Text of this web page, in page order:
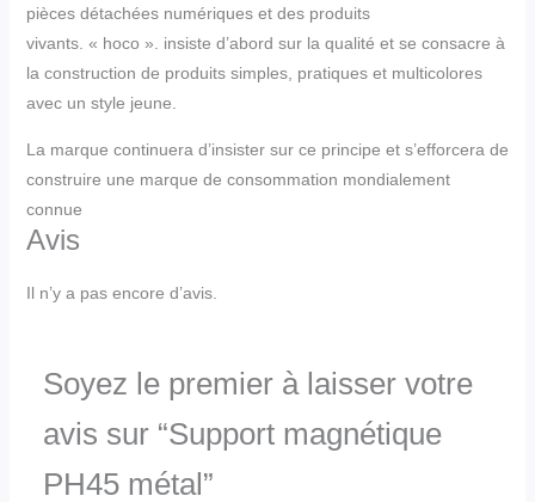
pièces détachées numériques et des produits
vivants. « hoco ». insiste d’abord sur la qualité et se consacre à
la construction de produits simples, pratiques et multicolores
avec un style jeune.
La marque continuera d’insister sur ce principe et s’efforcera de
construire une marque de consommation mondialement
connue
Avis
Il n’y a pas encore d’avis.
Soyez le premier à laisser votre
avis sur “Support magnétique
PH45 métal”